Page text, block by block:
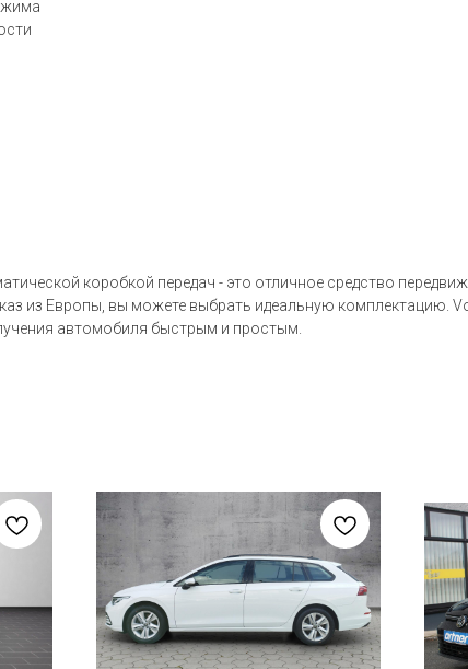
коробкой передач - это отличное средство
из Европы, вы можете выбрать идеальную комплектацию.
автомобиля быстрым и простым.